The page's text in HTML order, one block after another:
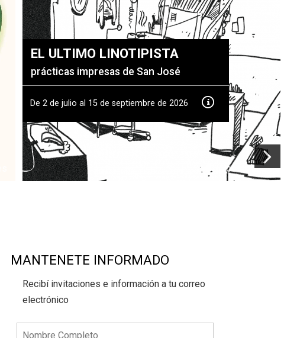
EL ÚLTIMO LINOTIPISTA
prácticas impresas de San José
De 2 de julio al 15 de septiembre de 2026
Exposiciones
MANTENETE INFORMADO
Recibí invitaciones e información a tu correo
electrónico